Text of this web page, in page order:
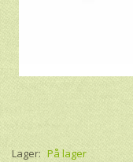
Lager: På lager